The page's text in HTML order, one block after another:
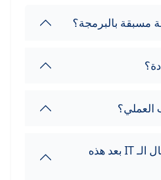
مسبقة بالبرمجة؟
العملي؟
هل يمكنني العمل في مجال الـ IT بعد هذه